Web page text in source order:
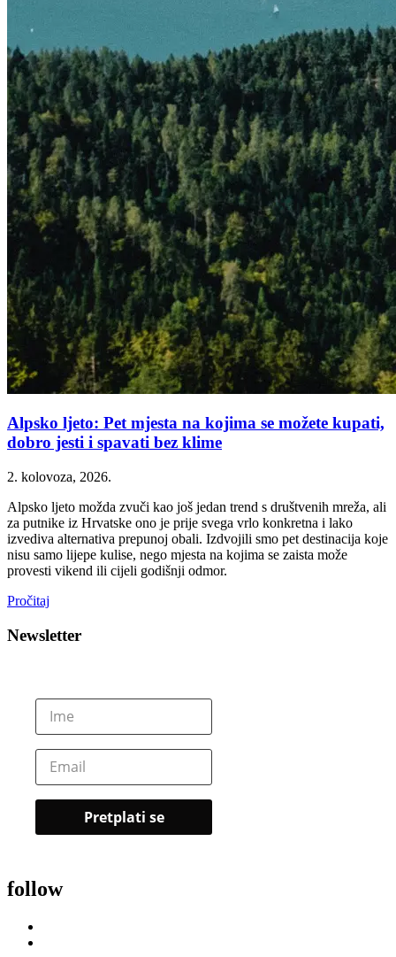
Alpsko ljeto: Pet mjesta na kojima se možete kupati,
dobro jesti i spavati bez klime
2. kolovoza, 2026.
Alpsko ljeto možda zvuči kao još jedan trend s društvenih mreža, ali
za putnike iz Hrvatske ono je prije svega vrlo konkretna i lako
izvediva alternativa prepunoj obali. Izdvojili smo pet destinacija koje
nisu samo lijepe kulise, nego mjesta na kojima se zaista može
provesti vikend ili cijeli godišnji odmor.
Pročitaj
Newsletter
follow